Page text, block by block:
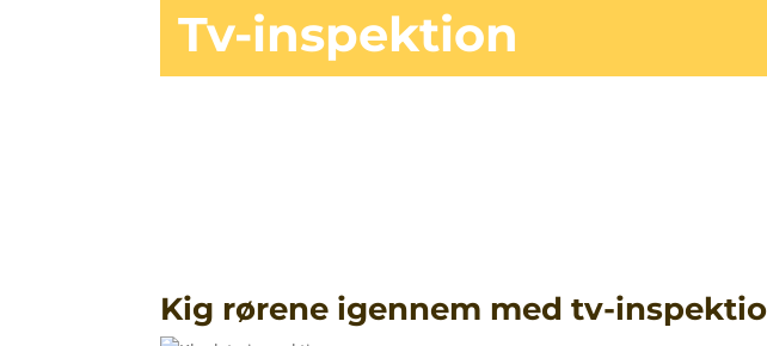
Tv-inspektion
Kig rørene igennem med tv-